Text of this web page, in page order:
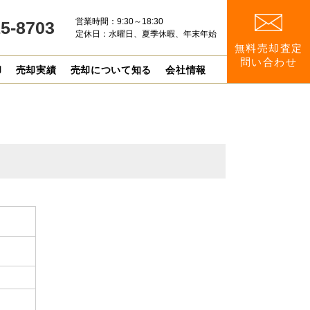
8703
営業時間：9:30～18:30
定休日：水曜日、夏季休暇、年末年始
売却実績 売却について知る 会社情報
無料売却査定
問い合わせ